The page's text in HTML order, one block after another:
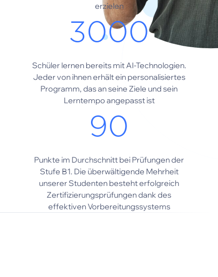
erzielen
3000
Schüler lernen bereits mit AI-Technologien.
Jeder von ihnen erhält ein personalisiertes
Programm, das an seine Ziele und sein
Lerntempo angepasst ist
90
Punkte im Durchschnitt bei Prüfungen der
Stufe B1. Die überwältigende Mehrheit
unserer Studenten besteht erfolgreich
Zertifizierungsprüfungen dank des
effektiven Vorbereitungssystems